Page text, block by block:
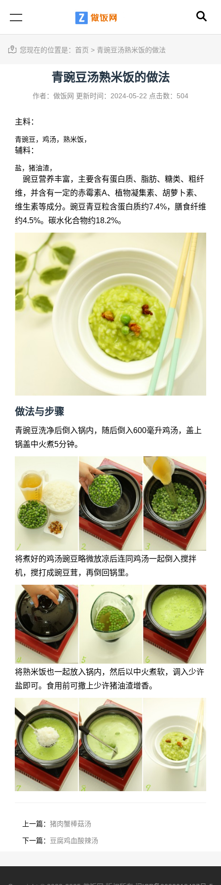
您现在的位置是： 首页 > 青豌豆汤熟米饭的做法
青豌豆汤熟米饭的做法
作者：做饭网 更新时间：2024-05-22 点击数：504
主料：
青豌豆，鸡汤，熟米饭，
辅料：
盐，猪油渣，
豌豆营养丰富，主要含有蛋白质、脂肪、糖类、粗纤
维，并含有一定的赤霉素A、植物凝集素、胡萝卜素、
维生素等成分。豌豆青豆粒含蛋白质约7.4%，膳食纤维
约4.5%。碳水化合物约18.2%。
做法与步骤
青豌豆洗净后倒入锅内，随后倒入600毫升鸡汤，盖上
锅盖中火煮5分钟。
将煮好的鸡汤豌豆略微放凉后连同鸡汤一起倒入搅拌
机，搅打成豌豆茸，再倒回锅里。
将熟米饭也一起放入锅内，然后以中火煮软，调入少许
盐即可。食用前可撒上少许猪油渣增香。
上一篇： 猪肉蟹棒菇汤
下一篇： 豆腐鸡血酸辣汤